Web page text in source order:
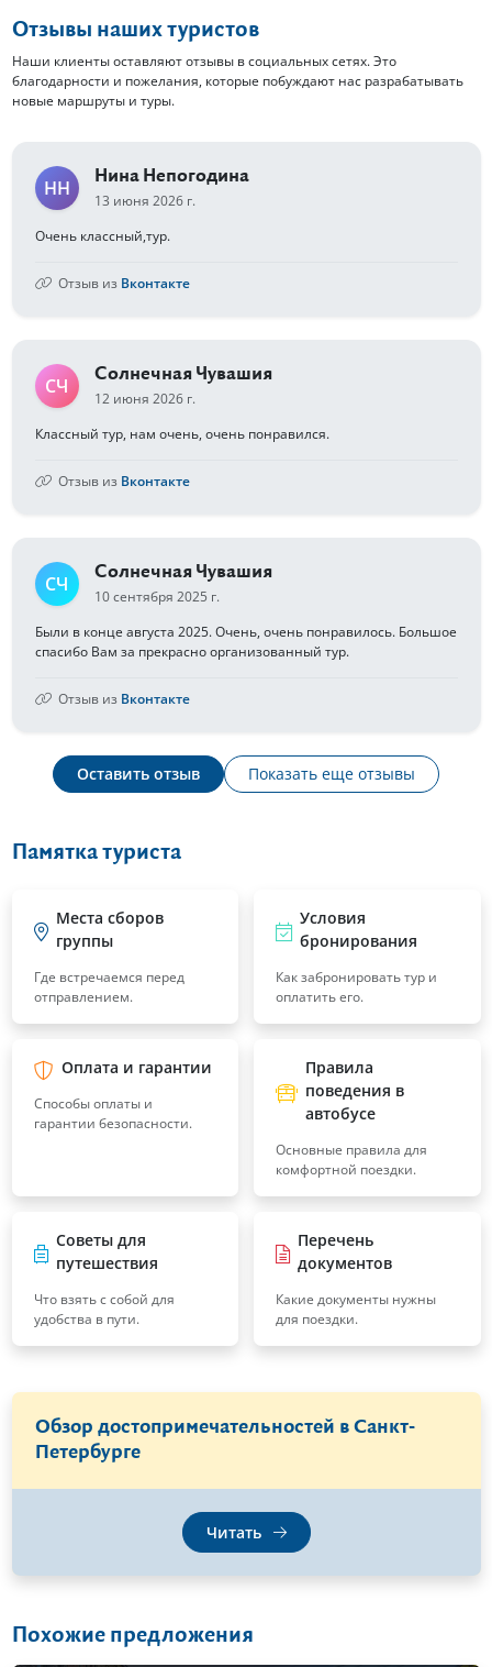
Отзывы наших туристов
Наши клиенты оставляют отзывы в социальных сетях. Это
благодарности и пожелания, которые побуждают нас разрабатывать
новые маршруты и туры.
НН
Нина Непогодина
13 июня 2026 г.
Очень классный,тур.
Отзыв из Вконтакте
СЧ
Солнечная Чувашия
12 июня 2026 г.
Классный тур, нам очень, очень понравился.
Отзыв из Вконтакте
СЧ
Солнечная Чувашия
10 сентября 2025 г.
Были в конце августа 2025. Очень, очень понравилось. Большое
спасибо Вам за прекрасно организованный тур.
Отзыв из Вконтакте
Оставить отзыв Показать еще отзывы
Памятка туриста
Места сборов
группы
Где встречаемся перед
отправлением.
Условия
бронирования
Как забронировать тур и
оплатить его.
Оплата и гарантии
Способы оплаты и
гарантии безопасности.
Правила
поведения в
автобусе
Основные правила для
комфортной поездки.
Советы для
путешествия
Что взять с собой для
удобства в пути.
Перечень
документов
Какие документы нужны
для поездки.
Обзор достопримечательностей в Санкт-
Петербурге
Читать
Похожие предложения